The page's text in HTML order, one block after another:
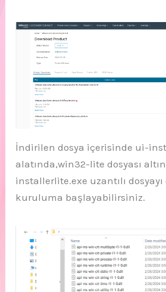
İndirilen dosya içerisinde ui-
alatında,win32-lite dosyası
installerlite.exe uzantılı dosyayı
kuruluma başlayabilirsiniz.